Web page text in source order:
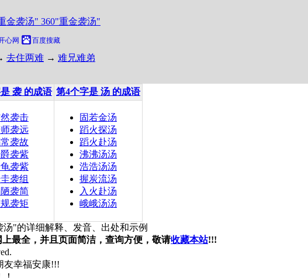
金袭汤" 360"重金袭汤"
心网 百度搜藏
去住两难 → 难兄难弟
袭 的成语 第4个字是 汤 的成语
袭击
袭远
袭故
袭紫
袭紫
袭组
袭简
袭矩
固若金汤
蹈火探汤
蹈火赴汤
沸沸汤汤
浩浩汤汤
握炭流汤
入火赴汤
峨峨汤汤
"的详细解释、发音、出处和示例
最全，并且页面简洁，查询方便，敬请收藏本站!!!
友幸福安康!!!